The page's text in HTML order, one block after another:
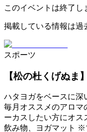
このイベントは終了し
掲載している情報は過
スポーツ
【松の杜くげぬま
ハタヨガをベースに深
毎月オススメのアロ
ーカスしたい方にオス
飲み物、ヨガマット ※